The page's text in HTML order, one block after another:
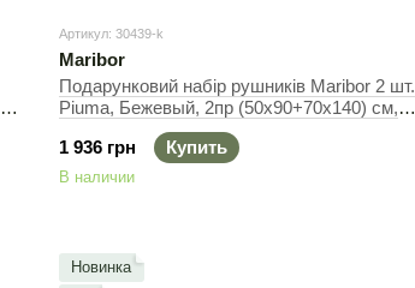
Артикул: 30439-k
Maribor
Подарунковий набір рушників Maribor 2 шт.
Piuma, Бежевый, 2пр (50х90+70х140) см,
1 936 грн
Купить
В наличии
Новинка